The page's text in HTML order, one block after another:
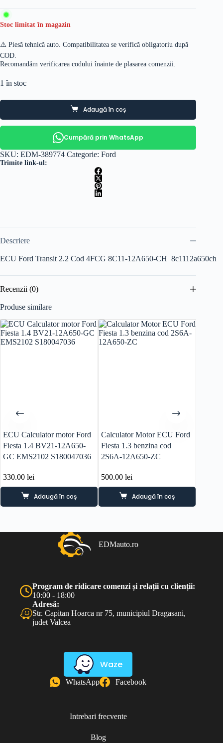
Stoc limitat în magazin
⚠️ Piesă tehnică auto. Compatibilitatea se verifică obligatoriu după
COD.
Recomandăm verificarea codului înainte de plasarea comenzii.
1 în stoc
Adaugă în coș
Cumpără prin WhatsApp
SKU: EDM-389774 Categorie: Ford
Trimite link-ul:
Descriere
ECU Ford Transit 2.2 Cod 4FCG 8C11-12A650-CH 8c1112a650ch
Recenzii (0)
Produse similare
ECU Calculator motor Ford
Fiesta 1.4 BV21-12A650-
GC EMS2102 S180047036
330.00 lei
Adaugă în coș
Calculator Motor ECU Ford
Fiesta 1.3 benzina cod
2S6A-12A650-ZC
500.00lei
Adaugă în coș
EDMauto.ro
Program de ridicare comenzi și relații cu clienții:
10:00 - 18:00
Adresă:
Str. Capitan Hoarca nr 75, municipiul Dragasani,
judet Valcea
Waze
WhatsApp Facebook
Intrebari frecvente
Blog